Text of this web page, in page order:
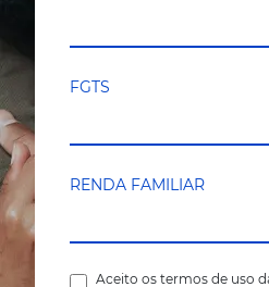
FGTS
RENDA FAMILIAR
Aceito os termos de uso